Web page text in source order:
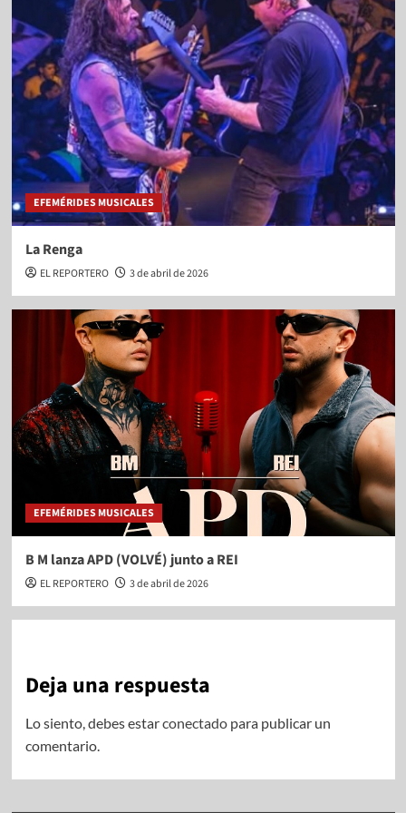
EFEMÉRIDES MUSICALES
La Renga
EL REPORTERO 3 de abril de 2026
EFEMÉRIDES MUSICALES
B M lanza APD (VOLVÉ) junto a REI
EL REPORTERO 3 de abril de 2026
Deja una respuesta
Lo siento, debes estarconectadopara publicar un
comentario.